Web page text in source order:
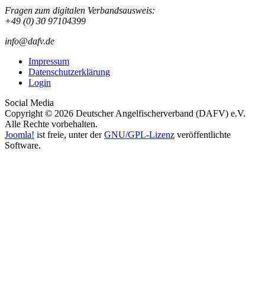
Fragen zum digitalen Verbandsausweis:
+49 (0) 30 97104399
info@dafv.de
Impressum
Datenschutzerklärung
Login
Social Media
Copyright © 2026 Deutscher Angelfischerverband (DAFV) e.V.
Alle Rechte vorbehalten.
Joomla! ist freie, unter derGNU/GPL-Lizenz veröffentlichte
Software.